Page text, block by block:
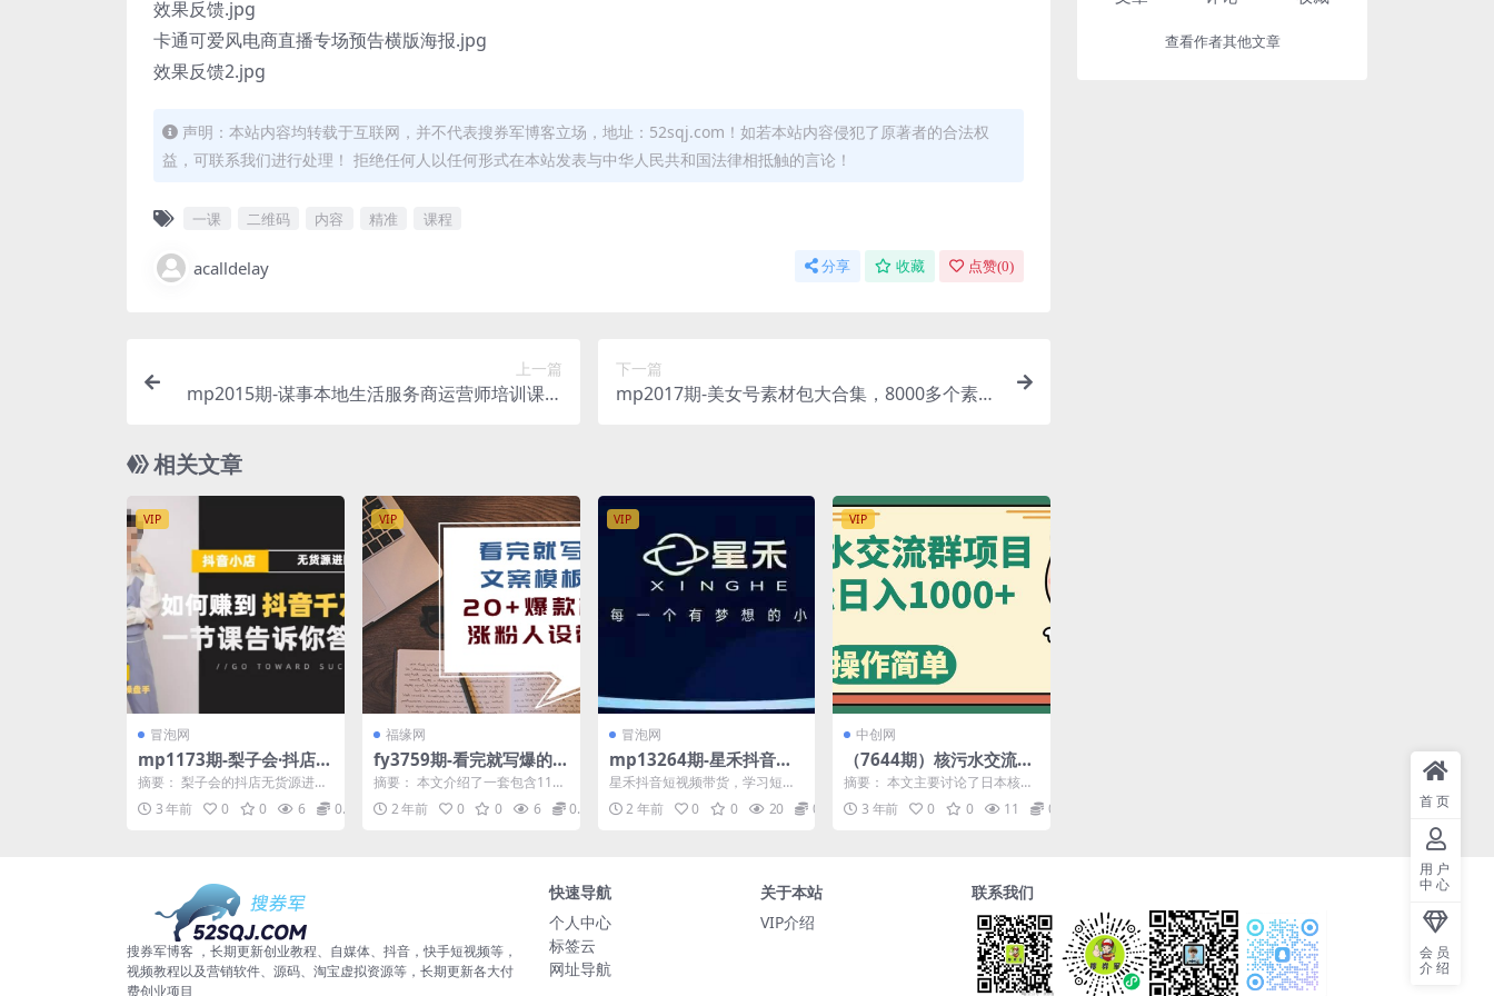
效果反馈.jpg
卡通可爱风电商直播专场预告横版海报.jpg
效果反馈2.jpg
声明：本站内容均转载于互联网，并不代表搜券军博客立场，地址：52sqj.com！如若本站内容侵犯了原著者的合法权
益，可联系我们进行处理！ 拒绝任何人以任何形式在本站发表与中华人民共和国法律相抵触的言论！
一课 二维码 内容 精准 课程
acalldelay 分享 收藏 点赞(0)
上一篇
mp2015期-谋事本地生活服务商运营师培训课，
本地生活服务商运营师培训课从零开始，打造本
下一篇
mp2017期-美女号素材包大合集，8000多个素
相关文章
VIP
冒泡网
mp1173期-梨子会·抖店无
货源进阶冲刺课，如何赚
到抖音千万销售，这套课
程会告诉你答案(掌握抖音
千万销售目标)
摘要： 梨子会的抖店无货源进阶
冲刺课是一门价值6980元的课
程，旨在帮助那些想在...
3 年前 0 0 6 0.99
VIP
福缘网
fy3759期-看完就写爆的
文案模板课，20+爆款模
板涨粉人设带货（11节
课）
摘要： 本文介绍了一套包含11节
课的文案模板课程，旨在帮助学
员掌握爆款文案的编写...
2 年前 0 0 6 0.99
VIP
冒泡网
mp13264期-星禾抖音短
视频带货，学习短视频带
货，带你爆单起飞
星禾抖音短视频带货，学习短视
频带货，带你爆单起飞 可以获得
什么? >1.爆...
2 年前 0 0 20 0.99
VIP
中创网
（7644期）核污水交流群
项目，日入1000+(利用核
污水事件，通过短视频和
社群团购实现日入1000+)
摘要： 本文主要讨论了日本核污
水事件在网络上引发的广泛关
注，特别是中年群体对此的...
3 年前 0 0 11 0.99
查看作者其他文章
搜券军博客 ，长期更新创业教程、自媒体、抖音，快手短视频等，
视频教程以及营销软件、源码、淘宝虚拟资源等，长期更新各大付
费创业项目
快速导航
个人中心
标签云
网址导航
关于本站
VIP介绍
联系我们
首页
用户
中心
会员
介绍